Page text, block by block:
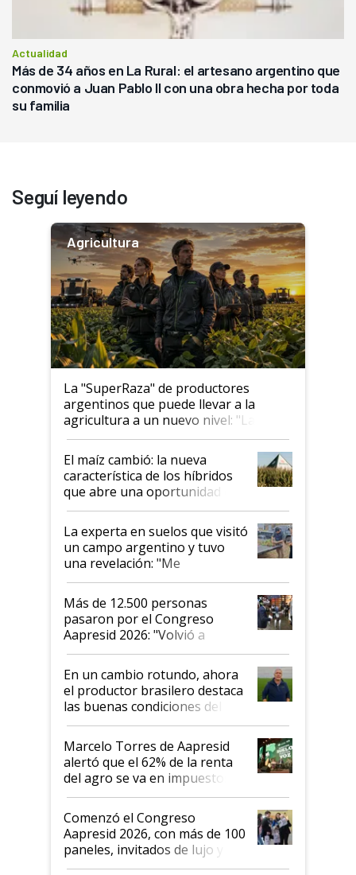
Actualidad
Más de 34 años en La Rural: el artesano argentino que
conmovió a Juan Pablo II con una obra hecha por toda
su familia
Seguí leyendo
Agricultura
La "SuperRaza" de productores
argentinos que puede llevar a la
agricultura a un nuevo nivel: "Las
posibilidades de crecimiento son
infinitas"
El maíz cambió: la nueva
característica de los híbridos
que abre una oportunidad en
el lote
La experta en suelos que visitó
un campo argentino y tuvo
una revelación: "Me
impresionó mucho"
Más de 12.500 personas
pasaron por el Congreso
Aapresid 2026: "Volvió a
demostrar que hablar del
suelo es hablar de todo el
sistema productivo"
En un cambio rotundo, ahora
el productor brasilero destaca
las buenas condiciones del
agro argentino para invertir:
"Los veo más motivados"
Marcelo Torres de Aapresid
alertó que el 62% de la renta
del agro se va en impuestos:
"No es bueno que en
Argentina se sigan discutiendo
las mismas cosas de hace 50
años"
Comenzó el Congreso
Aapresid 2026, con más de 100
paneles, invitados de lujo y
todas las tendencias